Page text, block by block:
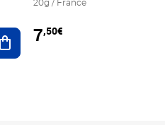
Ajouter au panier
20g / France
7,50€